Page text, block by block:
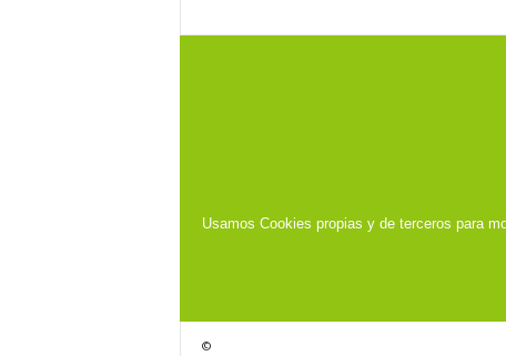
Usamos Cookies propias y de terceros para
©